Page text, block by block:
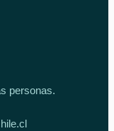
personas.